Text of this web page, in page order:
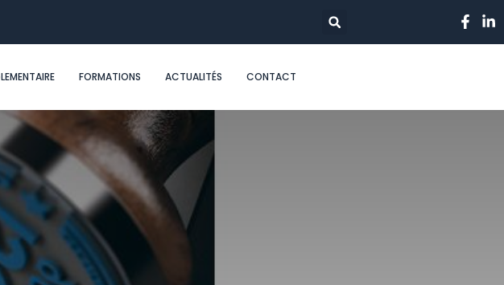
FORMATIONS ACTUALITÉS CONTACT